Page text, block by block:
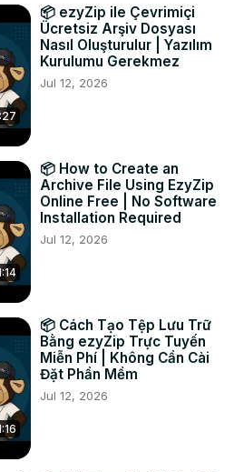
📦 ezyZip ile Çevrimiçi
Ücretsiz Arşiv Dosyası
Nasıl Oluşturulur | Yazılım
Kurulumu Gerekmez
Jul 12, 2026
📦 How to Create an
Archive File Using EzyZip
Online Free | No Software
Installation Required
Jul 12, 2026
📦 Cách Tạo Tệp Lưu Trữ
Bằng ezyZip Trực Tuyến
Miễn Phí | Không Cần Cài
Đặt Phần Mềm
Jul 12, 2026